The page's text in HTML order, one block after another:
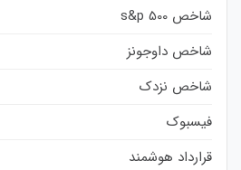
شاخص s&p 500
شاخص داوجونز
شاخص نزدک
فیسبوک
قرارداد هوشمند